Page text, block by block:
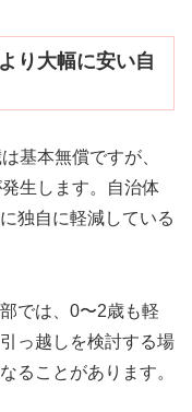
り大幅に安い自
基本無償ですが、
生します。自治体
独自に軽減している
では、0〜2歳も軽
っ越しを検討する場
ることがあります。